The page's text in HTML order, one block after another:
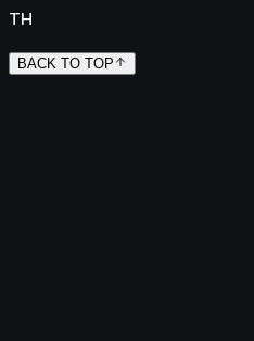
TH
BACK TO TOP